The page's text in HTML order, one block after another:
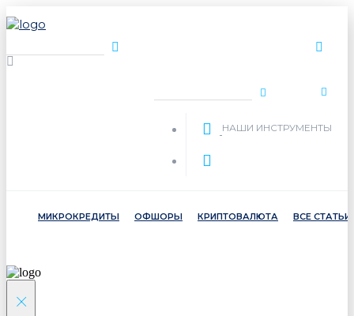
НАШИ ИНСТРУМЕНТЫ
МИКРОКРЕДИТЫ ОФШОРЫ КРИПТОВАЛЮТА ВСЕ СТАТЬИ
×